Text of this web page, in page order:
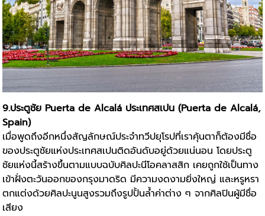
9.ประตูชัย Puerta de Alcalá ประเทศสเปน (Puerta de Alcalá,
Spain)
เมื่อพูดถึงอีกหนึ่งสัญลักษณ์ประจำทวีปยุโรปที่เราคุ้นตาก็ต้องมีชื่อ
ของประตูชัยแห่งประเทศสเปนติดอันดับอยู่ด้วยแน่นอน โดยประตู
ชัยแห่งนี้สร้างขึ้นตามแบบฉบับศิลปะนีโอคลาสสิก เคยถูกใช้เป็นทาง
เข้าฝั่งตะวันออกของกรุงมาดริด มีความงดงามยิ่งใหญ่ และหรูหรา
ตกแต่งด้วยศิลปะนูนสูงรวมถึงรูปปั้นล้ำค่าต่าง ๆ จากศิลปินผู้มีชื่อ
เสียง